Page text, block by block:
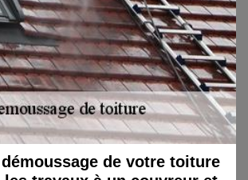
de votre toiture